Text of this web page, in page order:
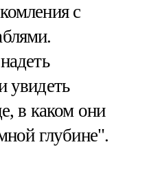
с
увидеть
в каком они
глубине".